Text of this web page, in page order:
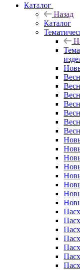
Каталог
Назад
Каталог